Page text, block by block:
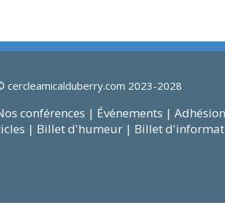
cercleamicalduberry.com 2023-2028
conférences | Événements |
| Billet d'humeur | Billet